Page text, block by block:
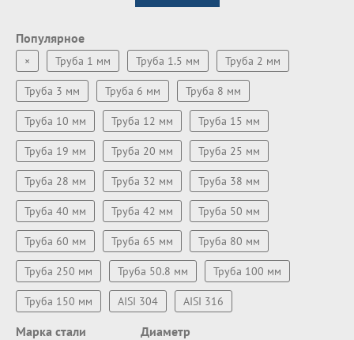
Популярное
× Труба 1 мм Труба 1.5 мм Труба 2 мм
Труба 3 мм Труба 6 мм Труба 8 мм
Труба 10 мм Труба 12 мм Труба 15 мм
Труба 19 мм Труба 20 мм Труба 25 мм
Труба 28 мм Труба 32 мм Труба 38 мм
Труба 40 мм Труба 42 мм Труба 50 мм
Труба 60 мм Труба 65 мм Труба 80 мм
Труба 250 мм Труба 50.8 мм Труба 100 мм
Труба 150 мм AISI 304 AISI 316
Марка стали Диаметр